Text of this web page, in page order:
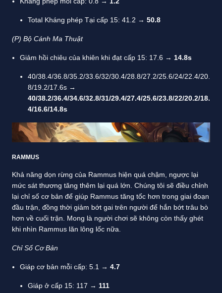
Total Kháng phép Tại cấp 15: 41.2 → 50.8
(P) Bộ Cánh Ma Thuật
Giảm hồi chiêu của khiên khi đạt cấp 15: 17.6 → 14.8s
40/38.4/36.8/35.2/33.6/32/30.4/28.8/27.2/25.6/24/22.4/20.
8/19.2/17.6s →
40/38.2/36.4/34.6/32.8/31/29.4/27.4/25.6/23.8/22/20.2/18.
4/16.6/14.8s
RAMMUS
Khả năng dọn rừng của Rammus hiện quá chậm, ngược lại
mức sát thương tăng thêm lại quá lớn. Chúng tôi sẽ điều chỉnh
lại chỉ số cơ bản để giúp Rammus tăng tốc hơn trong giai đoạn
đầu trận, đồng thời giảm bớt gai trên người để hắn bớt trâu bò
hơn về cuối trận. Mong là người chơi sẽ không còn thấy ghét
khi nhìn Rammus lăn lông lốc nữa.
Chỉ Số Cơ Bản
Giáp cơ bản mỗi cấp: 5.1 → 4.7
Giáp ở cấp 15: 117 → 111